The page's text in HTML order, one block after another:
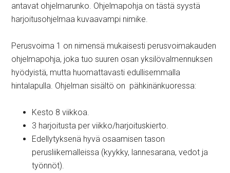
antavat ohjelmarunko. Ohjelmapohja on tästä syystä
harjoitusohjelmaa kuvaavampi nimike.
Perusvoima 1 on nimensä mukaisesti perusvoimakauden
ohjelmapohja, joka tuo suuren osan yksilövalmennuksen
hyödyistä, mutta huomattavasti edullisemmalla
hintalapulla. Ohjelman sisältö on pähkinänkuoressa:
Kesto 8 viikkoa.
3 harjoitusta per viikko/harjoituskierto.
Edellytyksenä hyvä osaamisen tason
perusliikemalleissa (kyykky, lannesarana, vedot ja
työnnöt).